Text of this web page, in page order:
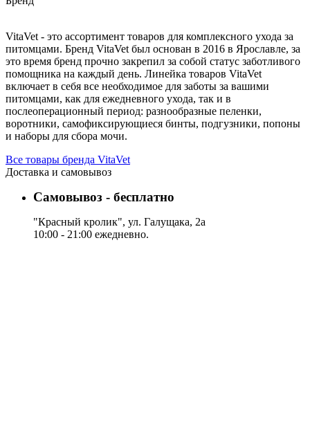
VitaVet - это ассортимент товаров для комплексного ухода за
питомцами. Бренд VitaVet был основан в 2016 в Ярославле, за
это время бренд прочно закрепил за собой статус заботливого
помощника на каждый день. Линейка товаров VitaVet
включает в себя все необходимое для заботы за вашими
питомцами, как для ежедневного ухода, так и в
послеоперационный период: разнообразные пеленки,
воротники, самофиксирующиеся бинты, подгузники, попоны
и наборы для сбора мочи.
Все товары бренда VitaVet
Доставка и самовывоз
Самовывоз - бесплатно
"Красный кролик", ул. Галущака, 2а
10:00 - 21:00 ежедневно.